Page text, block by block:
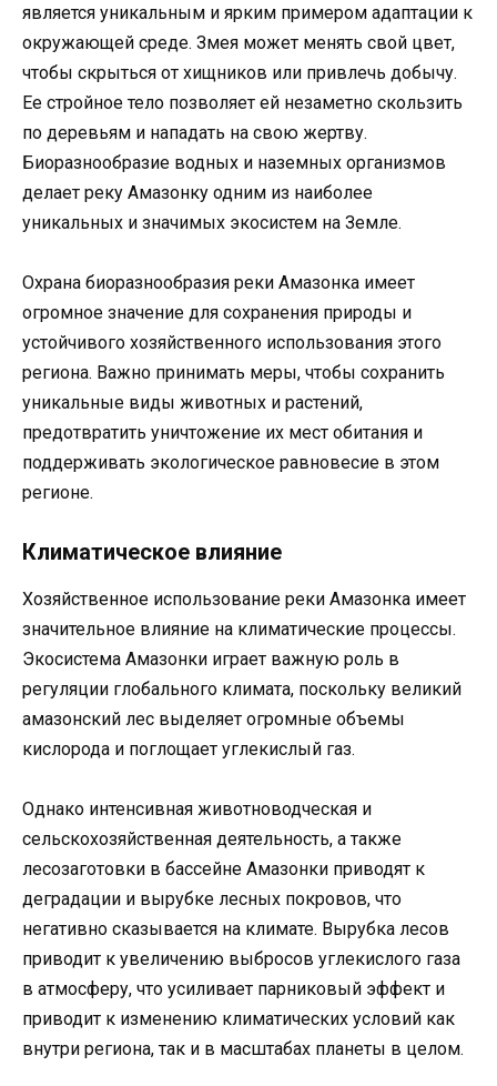
является уникальным и ярким примером адаптации к
окружающей среде. Змея может менять свой цвет,
чтобы скрыться от хищников или привлечь добычу.
Ее стройное тело позволяет ей незаметно скользить
по деревьям и нападать на свою жертву.
Биоразнообразие водных и наземных организмов
делает реку Амазонку одним из наиболее
уникальных и значимых экосистем на Земле.
Охрана биоразнообразия реки Амазонка имеет
огромное значение для сохранения природы и
устойчивого хозяйственного использования этого
региона. Важно принимать меры, чтобы сохранить
уникальные виды животных и растений,
предотвратить уничтожение их мест обитания и
поддерживать экологическое равновесие в этом
регионе.
Климатическое влияние
Хозяйственное использование реки Амазонка имеет
значительное влияние на климатические процессы.
Экосистема Амазонки играет важную роль в
регуляции глобального климата, поскольку великий
амазонский лес выделяет огромные объемы
кислорода и поглощает углекислый газ.
Однако интенсивная животноводческая и
сельскохозяйственная деятельность, а также
лесозаготовки в бассейне Амазонки приводят к
деградации и вырубке лесных покровов, что
негативно сказывается на климате. Вырубка лесов
приводит к увеличению выбросов углекислого газа
в атмосферу, что усиливает парниковый эффект и
приводит к изменению климатических условий как
внутри региона, так и в масштабах планеты в целом.